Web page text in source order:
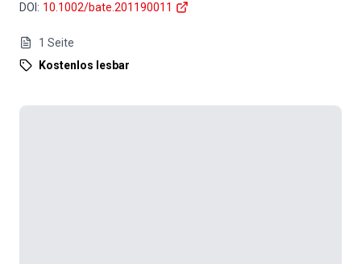
DOI : 10.1002/bate.201190011
1 Seite
Kostenlos lesbar